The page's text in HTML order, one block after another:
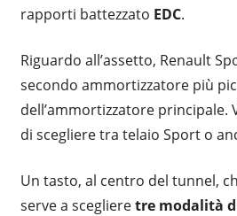
rapporti battezzato EDC.
Riguardo all’assetto, Renault
secondo ammortizzatore più
dell’ammortizzatore principale.
di scegliere tra telaio Sport o
Un tasto, al centro del tunnel,
serve a sceglieretre modalità